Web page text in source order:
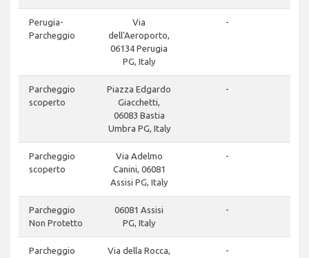
Perugia-
Parcheggio
Via
dell'Aeroporto,
06134 Perugia
PG, Italy
-
Parcheggio
scoperto
Piazza Edgardo
Giacchetti,
06083 Bastia
Umbra PG, Italy
-
Parcheggio
scoperto
Via Adelmo
Canini, 06081
Assisi PG, Italy
-
Parcheggio
Non Protetto
06081 Assisi
PG, Italy
-
Parcheggio
Via della Rocca,
-